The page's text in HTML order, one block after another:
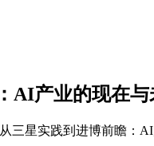
AI产业的现在与